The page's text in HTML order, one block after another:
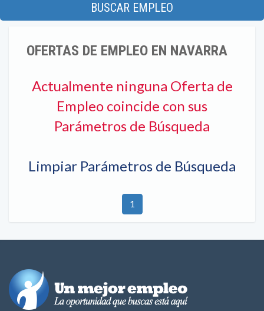
BUSCAR EMPLEO
OFERTAS DE EMPLEO EN NAVARRA
Actualmente ninguna Oferta de
Empleo coincide con sus
Parámetros de Búsqueda
Limpiar Parámetros de Búsqueda
1